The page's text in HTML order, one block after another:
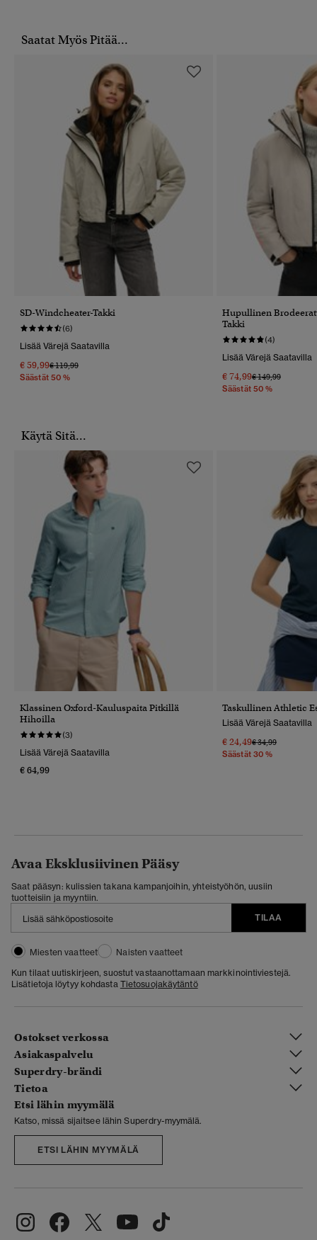
Saatat Myös Pitää...
SD-Windcheater-Takki
(6)
Lisää Värejä Saatavilla
€ 59,99Hinta Alennettu Hinnasta
€ 119,99Hintaan
Säästät 50 %
Hupullinen
Takki
(4)
Lisää Värejä Saatavilla
€ 74,99Hinta Alennettu
€ 149,99Hintaan
Säästät 50 %
Käytä Sitä...
Klassinen Oxford-Kauluspaita Pitkillä
Hihoilla
(3)
Lisää Värejä Saatavilla
€ 64,99
Taskullinen Athletic
Lisää Värejä Saatavilla
€ 24,49Hinta Alennettu
€ 34,99Hintaan
Säästät 30 %
Avaa Eksklusiivinen Pääsy
Saat pääsyn: kulissien takana kampanjoihin, yhteistyöhön, uusiin
tuotteisiin ja myyntiin.
TILAA
Miesten vaatteet
Naisten vaatteet
Kun tilaat uutiskirjeen, suostut vastaanottamaan markkinointiviestejä.
Lisätietoja löytyy kohdasta Tietosuojakäytäntö
Ostokset verkossa
Asiakaspalvelu
Superdry-brändi
Tietoa
Etsi lähin myymälä
Katso, missä sijaitsee lähin Superdry-myymälä.
ETSI LÄHIN MYYMÄLÄ